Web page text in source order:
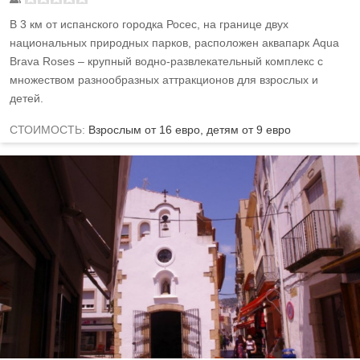
В 3 км от испанского городка Росес, на границе двух
национальных природных парков, расположен аквапарк Aqua
Brava Roses – крупный водно-развлекательный комплекс с
множеством разнообразных аттракционов для взрослых и
детей.
СТОИМОСТЬ: Взрослым от 16 евро, детям от 9 евро